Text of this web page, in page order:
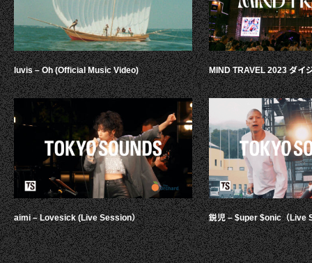
luvis – Oh (Official Music Video)
aimi – Lovesick (Live Session）
MIND TRAVEL 2023 ダイ
鋭児 – $uper $onic（Live